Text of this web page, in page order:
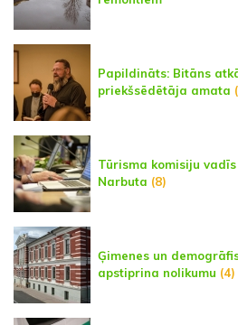
Papildināts: Bitāns
priekšsēdētāja amata
Tūrisma komisiju
Narbuta (8)
Ģimenes un
apstiprina nolikumu (4)